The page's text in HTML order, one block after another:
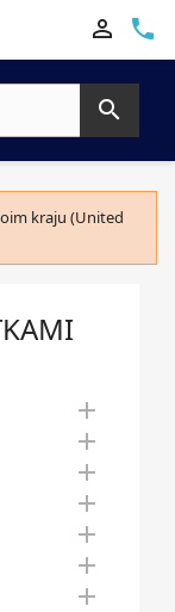
phone


kraju (United






